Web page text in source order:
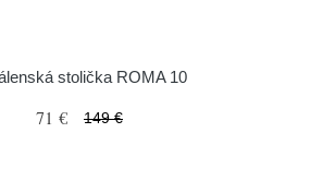
stolička ROMA 10
71 € 149 €